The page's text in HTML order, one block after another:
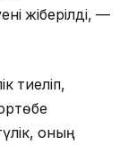
жіберілді, —
тиеліп,
оның